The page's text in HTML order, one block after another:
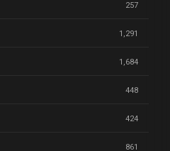
257
1,291
1,684
448
424
861